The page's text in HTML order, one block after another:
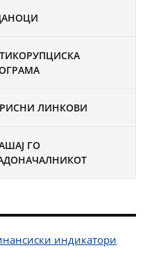
ЛИНКОВИ
ГО